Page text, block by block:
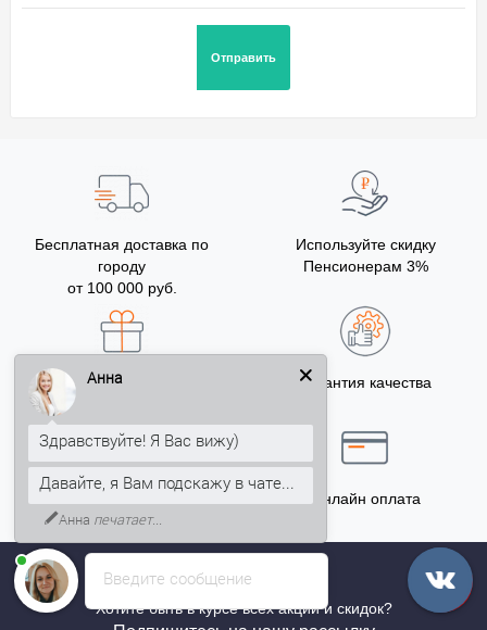
Бесплатная доставка по
городу
от 100 000 руб.
Используйте скидку
Пенсионерам 3%
Бонусы за покупку
5% на Ваш счет
Гарантия качества
Онлайн оплата
Хотите быть в курсе всех акций и скидок?
Введите сообщение
Анна
Здравствуйте! Я Вас вижу)
Давайте, я Вам подскажу в чате...
Анна печатает...